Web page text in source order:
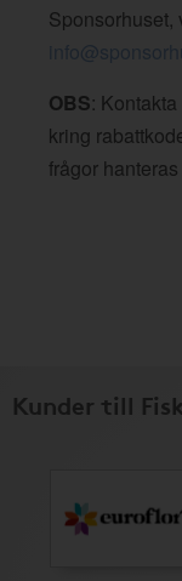
Sponsorhuset,
OBS:
kring
frågor
Kunder till